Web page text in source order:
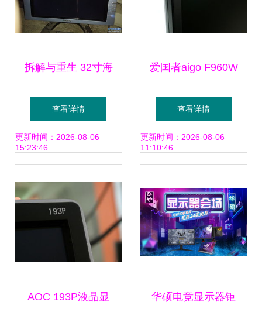
拆解与重生 32寸海
信液晶与“瑕疵”背
后的技术漫谈
查看详情
更新时间：2026-08-06
15:23:46
爱国者aigo F960W
清晰大图下的实力
派LCD显示器
查看详情
更新时间：2026-08-06
11:10:46
AOC 193P液晶显 华硕电竞显示器钜